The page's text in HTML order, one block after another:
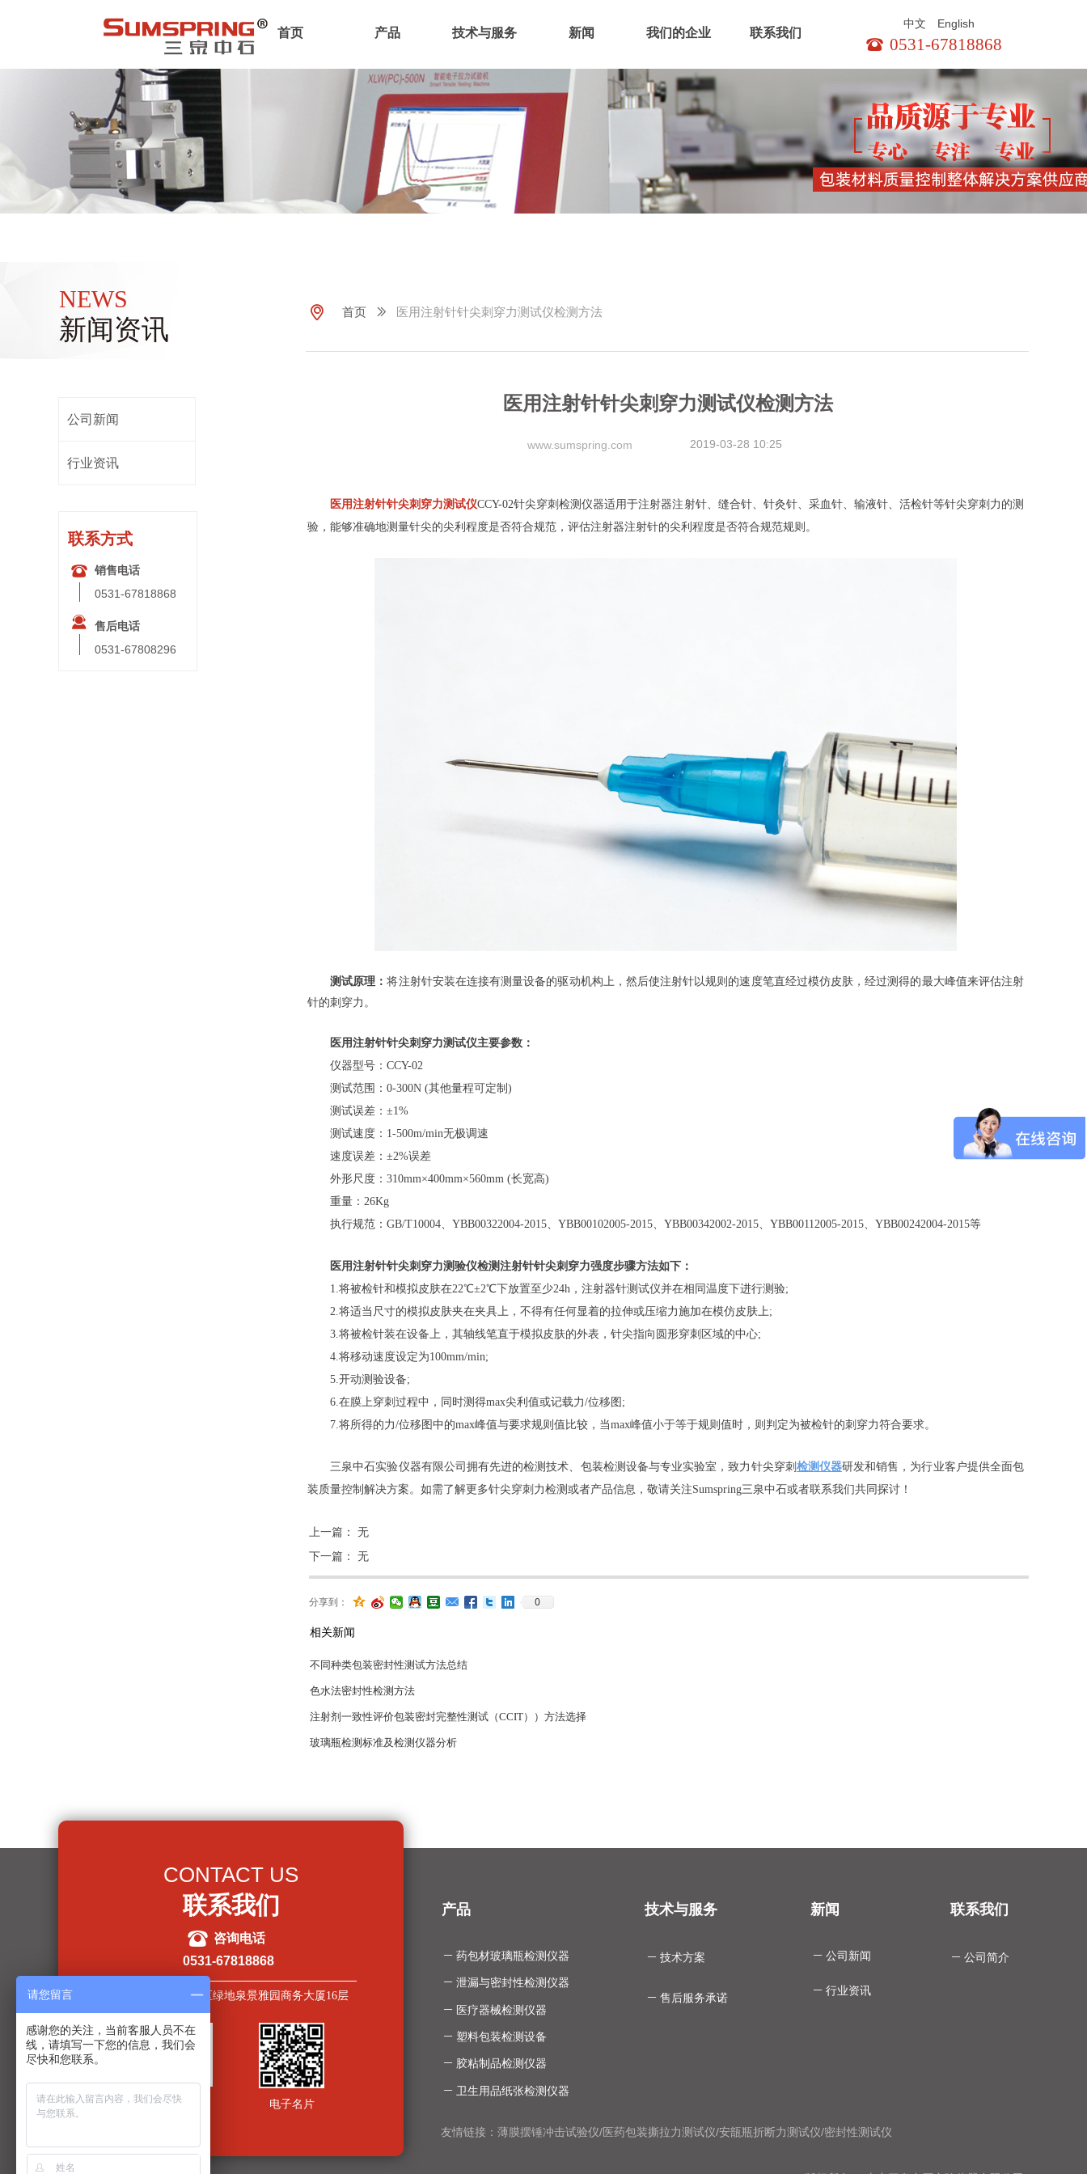
뀰 0531-67818868
中文 English
首页 产品 技术与服务 新闻 我们的企业 联系我们
ꀷ 首页 ꅀ 医用注射针针尖刺穿力测试仪检测方法
医用注射针针尖刺穿力测试仪检测方法
医用注射针针尖刺穿力测试仪CCY-02针尖穿刺检测仪器适用于注射器注射针、缝合针、针灸针、采血针、输液针、活检针等针尖穿刺力的测
验，能够准确地测量针尖的尖利程度是否符合规范，评估注射器注射针的尖利程度是否符合规范规则。
测试原理：将注射针安装在连接有测量设备的驱动机构上，然后使注射针以规则的速度笔直经过模仿皮肤，经过测得的最大峰值来评估注射
针的刺穿力。
医用注射针针尖刺穿力测试仪主要参数：
仪器型号：CCY-02
测试范围：0-300N (其他量程可定制)
测试误差：±1%
测试速度：1-500m/min无极调速
速度误差：±2%误差
外形尺度：310mm×400mm×560mm (长宽高)
重量：26Kg
执行规范：GB/T10004、YBB00322004-2015、YBB00102005-2015、YBB00342002-2015、YBB00112005-2015、YBB00242004-2015等
医用注射针针尖刺穿力测验仪检测注射针针尖刺穿力强度步骤方法如下：
1.将被检针和模拟皮肤在22℃±2℃下放置至少24h，注射器针测试仪并在相同温度下进行测验;
2.将适当尺寸的模拟皮肤夹在夹具上，不得有任何显着的拉伸或压缩力施加在模仿皮肤上;
3.将被检针装在设备上，其轴线笔直于模拟皮肤的外表，针尖指向圆形穿刺区域的中心;
4.将移动速度设定为100mm/min;
5.开动测验设备;
6.在膜上穿刺过程中，同时测得max尖利值或记载力/位移图;
7.将所得的力/位移图中的max峰值与要求规则值比较，当max峰值小于等于规则值时，则判定为被检针的刺穿力符合要求。
三泉中石实验仪器有限公司拥有先进的检测技术、包装检测设备与专业实验室，致力针尖穿刺 检测仪器研发和销售，为行业客户提供全面包
装质量控制解决方案。如需了解更多针尖穿刺力检测或者产品信息，敬请关注Sumspring三泉中石或者联系我们共同探讨！
不同种类包装密封性测试方法总结
色水法密封性检测方法
注射剂一致性评价包装密封完整性测试（CCIT））方法选择
玻璃瓶检测标准及检测仪器分析
瓶身不圆度检测方法及计算公式
带您了解《9650 无菌药品包装系统密封性指导原则》
电池隔膜穿刺力穿刺强度检测方法
XLW(PC)-500N型智能电子拉力试验机检测项目解析
玻璃容器内应力检测方法介绍
药包材红外、密度、气体透过量、水蒸汽透过量等8个标准草案公示
解析玻璃瓶破碎的原因及解决方案
锂电池隔膜物理性能检测项目及检测方法介绍
药品包装密封完整性验证方法概述
拉力试验机0.5级、1级表示什么？
玻璃瓶密封性测试方法介绍
大输液软袋密封检漏用真空衰减法or高压放电法?
药品包装系统密封性研究指导原则密封性检测方法探讨
解析笔试注射器检测项目及注射器测试仪
《中国药典分析检测技术指南》隆重问世
相关新闻
分享到： 0
下一篇： 无
上一篇： 无
www.sumspring.com 2019-03-28 10:25
NEWS
新闻资讯
公司新闻
行业资讯
联系方式
销售电话
0531-67818868
售后电话
0531-67808296
뀰
끤
联系我们
新闻
产品 技术与服务
ꄵ 公司简介
ꄵ 公司新闻
ꄵ 行业资讯
ꄵ 技术方案
ꄵ 售后服务承诺
关注公众号 电子名片
联系我们
CONTACT US
0531-67818868
뀰 咨询电话
山东省济南市市中区绿地泉景雅园商务大厦16层
友情链接： 薄膜摆锤冲击试验仪/医药包装撕拉力测试仪/安瓿瓶折断力测试仪/密封性测试仪
ꄵ 药包材玻璃瓶检测仪器
ꄵ 泄漏与密封性检测仪器
ꄵ 医疗器械检测仪器
ꄵ 塑料包装检测设备
ꄵ 胶粘制品检测仪器
ꄵ 卫生用品纸张检测仪器
请您留言
感谢您的关注，当前客服人员不在
线，请填写一下您的信息，我们会
尽快和您联系。